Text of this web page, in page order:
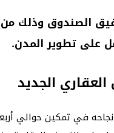
الصندوق وذلك
على تطوير المدن.
الجديد
في تمكين حوالي